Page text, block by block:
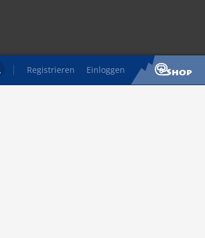
Registrieren Einloggen